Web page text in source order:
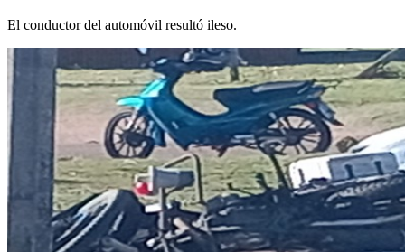
El conductor del automóvil resultó ileso.